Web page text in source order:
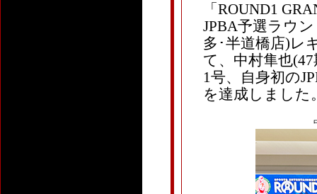
「ROUND1
JPBA予選ラウ
多･半道橋店)レ
て、中村隼也
1号、自身初の
を達成しました